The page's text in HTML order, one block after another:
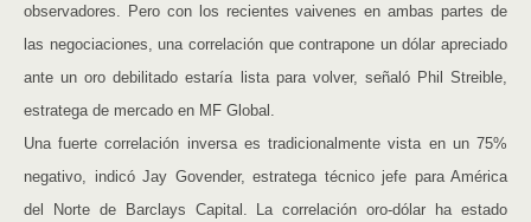
observadores. Pero con los recientes vaivenes en ambas partes de
las negociaciones, una correlación que contrapone un dólar apreciado
ante un oro debilitado estaría lista para volver, señaló Phil Streible,
estratega de mercado en MF Global.
Una fuerte correlación inversa es tradicionalmente vista en un 75%
negativo, indicó Jay Govender, estratega técnico jefe para América
del Norte de Barclays Capital. La correlación oro-dólar ha estado